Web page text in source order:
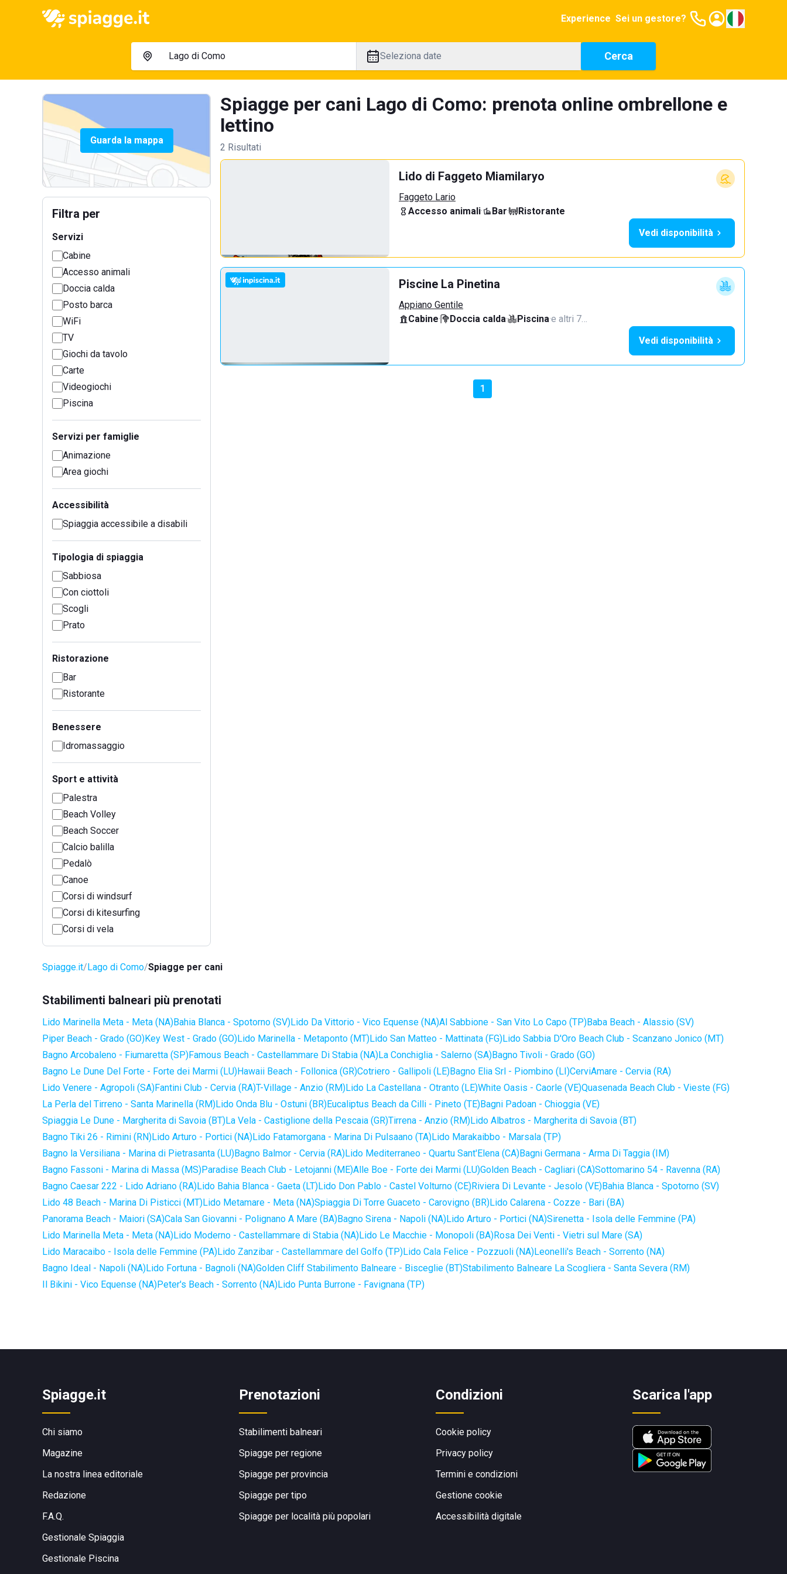
Experience Sei un gestore?
Seleziona date Cerca
Guarda la mappa
Filtra per
Servizi
Cabine
Accesso animali
Doccia calda
Posto barca
WiFi
TV
Giochi da tavolo
Carte
Videogiochi
Piscina
Servizi per famiglie
Animazione
Area giochi
Accessibilità
Spiaggia accessibile a disabili
Tipologia di spiaggia
Sabbiosa
Con ciottoli
Scogli
Prato
Ristorazione
Bar
Ristorante
Benessere
Idromassaggio
Sport e attività
Palestra
Beach Volley
Beach Soccer
Calcio balilla
Pedalò
Canoe
Corsi di windsurf
Corsi di kitesurfing
Corsi di vela
Spiagge per cani Lago di Como: prenota online ombrellone e
lettino
2 Risultati
Lido di Faggeto Miamilaryo
Faggeto Lario
Accesso animali· Bar·
Ristorante
Vedi disponibilità
Piscine La Pinetina
Appiano Gentile
Cabine· Doccia calda· Piscina·e altri 7…
Vedi disponibilità
1
Spiagge.it Lago di Como Spiagge per cani
Stabilimenti balneari più prenotati
Lido Marinella Meta - Meta (NA)Bahia Blanca - Spotorno (SV)Lido Da Vittorio - Vico Equense (NA)Al Sabbione - San Vito Lo Capo (TP)Baba Beach - Alassio (SV)
Piper Beach - Grado (GO)Key West - Grado (GO)Lido Marinella - Metaponto (MT)Lido San Matteo - Mattinata (FG)Lido Sabbia D'Oro Beach Club - Scanzano Jonico (MT)
Bagno Arcobaleno - Fiumaretta (SP)Famous Beach - Castellammare Di Stabia (NA)La Conchiglia - Salerno (SA)Bagno Tivoli - Grado (GO)
Bagno Le Dune Del Forte - Forte dei Marmi (LU)Hawaii Beach - Follonica (GR)Cotriero - Gallipoli (LE)Bagno Elia Srl - Piombino (LI)CerviAmare - Cervia (RA)
Lido Venere - Agropoli (SA)Fantini Club - Cervia (RA)T-Village - Anzio (RM)Lido La Castellana - Otranto (LE)White Oasis - Caorle (VE)Quasenada Beach Club - Vieste (FG)
La Perla del Tirreno - Santa Marinella (RM)Lido Onda Blu - Ostuni (BR)Eucaliptus Beach da Cilli - Pineto (TE)Bagni Padoan - Chioggia (VE)
Spiaggia Le Dune - Margherita di Savoia (BT)La Vela - Castiglione della Pescaia (GR)Tirrena - Anzio (RM)Lido Albatros - Margherita di Savoia (BT)
Bagno Tiki 26 - Rimini (RN)Lido Arturo - Portici (NA)Lido Fatamorgana - Marina Di Pulsaano (TA)Lido Marakaibbo - Marsala (TP)
Bagno la Versiliana - Marina di Pietrasanta (LU)Bagno Balmor - Cervia (RA)Lido Mediterraneo - Quartu Sant'Elena (CA)Bagni Germana - Arma Di Taggia (IM)
Bagno Fassoni - Marina di Massa (MS)Paradise Beach Club - Letojanni (ME)Alle Boe - Forte dei Marmi (LU)Golden Beach - Cagliari (CA)Sottomarino 54 - Ravenna (RA)
Bagno Caesar 222 - Lido Adriano (RA)Lido Bahia Blanca - Gaeta (LT)Lido Don Pablo - Castel Volturno (CE)Riviera Di Levante - Jesolo (VE)Bahia Blanca - Spotorno (SV)
Lido 48 Beach - Marina Di Pisticci (MT)Lido Metamare - Meta (NA)Spiaggia Di Torre Guaceto - Carovigno (BR)Lido Calarena - Cozze - Bari (BA)
Panorama Beach - Maiori (SA)Cala San Giovanni - Polignano A Mare (BA)Bagno Sirena - Napoli (NA)Lido Arturo - Portici (NA)Sirenetta - Isola delle Femmine (PA)
Lido Marinella Meta - Meta (NA)Lido Moderno - Castellammare di Stabia (NA)Lido Le Macchie - Monopoli (BA)Rosa Dei Venti - Vietri sul Mare (SA)
Lido Maracaibo - Isola delle Femmine (PA)Lido Zanzibar - Castellammare del Golfo (TP)Lido Cala Felice - Pozzuoli (NA)Leonelli's Beach - Sorrento (NA)
Bagno Ideal - Napoli (NA)Lido Fortuna - Bagnoli (NA)Golden Cliff Stabilimento Balneare - Bisceglie (BT)Stabilimento Balneare La Scogliera - Santa Severa (RM)
Il Bikini - Vico Equense (NA)Peter's Beach - Sorrento (NA)Lido Punta Burrone - Favignana (TP)
Spiagge.it
Chi siamo
Magazine
La nostra linea editoriale
Redazione
F.A.Q.
Gestionale Spiaggia
Gestionale Piscina
Prenotazioni
Stabilimenti balneari
Spiagge per regione
Spiagge per provincia
Spiagge per tipo
Spiagge per località più popolari
Condizioni
Cookie policy
Privacy policy
Termini e condizioni
Gestione cookie
Accessibilità digitale
Scarica l'app